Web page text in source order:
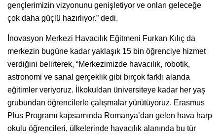
gençlerimizin vizyonunu genişletiyor ve onları geleceğe
çok daha güçlü hazırlıyor.” dedi.
İnovasyon Merkezi Havacılık Eğitmeni Furkan Kılıç da
merkezin bugüne kadar yaklaşık 15 bin öğrenciye hizmet
verdiğini belirterek, “Merkezimizde havacılık, robotik,
astronomi ve sanal gerçeklik gibi birçok farklı alanda
eğitimler veriyoruz. İlkokuldan üniversiteye kadar her yaş
grubundan öğrencilerle çalışmalar yürütüyoruz. Erasmus
Plus Programı kapsamında Romanya’dan gelen hava harp
okulu öğrencileri, ülkelerinde havacılık alanında bu tür